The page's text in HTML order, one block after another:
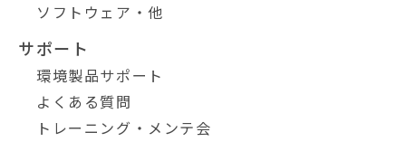
ソフトウェア・他
サポート
環境製品サポート
よくある質問
トレーニング・メンテ会